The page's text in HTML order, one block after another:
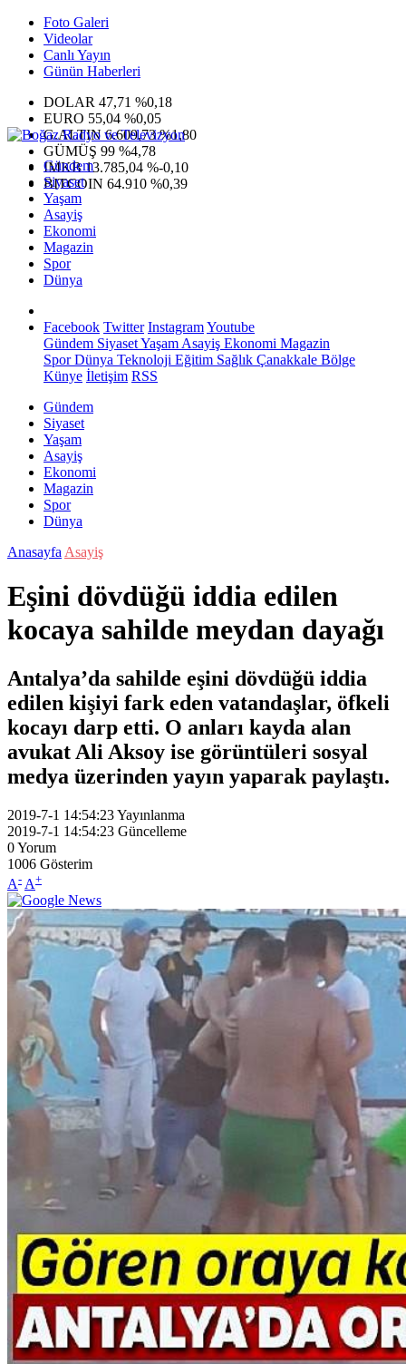
Foto Galeri
Videolar
Canlı Yayın
Günün Haberleri
DOLAR 47,71 %0,18
EURO 55,04 %0,05
G.ALTIN6.609,73 %1,80
GÜMÜŞ 99 %4,78
IMKB13.785,04 %-0,10
BITCOIN 64.910 %0,39
Gündem
Siyaset
Yaşam
Asayiş
Ekonomi
Magazin
Spor
Dünya
Facebook Twitter InstagramYoutube
Gündem SiyasetYaşam Asayiş Ekonomi Magazin
SporDünya Teknoloji Eğitim Sağlık Çanakkale Bölge
Künye İletişim RSS
Gündem
Siyaset
Yaşam
Asayiş
Ekonomi
Magazin
Spor
Dünya
Anasayfa Asayiş
Eşini dövdüğü iddia edilen
kocaya sahilde meydan dayağı
Antalya’da sahilde eşini dövdüğü iddia
edilen kişiyi fark eden vatandaşlar, öfkeli
kocayı darp etti. O anları kayda alan
avukat Ali Aksoy ise görüntüleri sosyal
medya üzerinden yayın yaparak paylaştı.
2019-7-1 14:54:23Yayınlanma
2019-7-1 14:54:23 Güncelleme
0Yorum
1006 Gösterim
A- A+